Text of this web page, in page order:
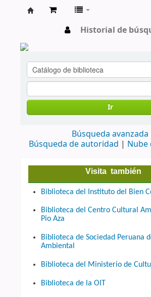
Historial de
Ir
Búsqueda avanzada
Búsqueda de autoridad
Nube
Visita también
Biblioteca del Instituto del Bien
Biblioteca del Centro Cultural
Pio Aza
Biblioteca de Sociedad Peruana
Ambiental
Biblioteca del Ministerio de
Biblioteca de la OIT